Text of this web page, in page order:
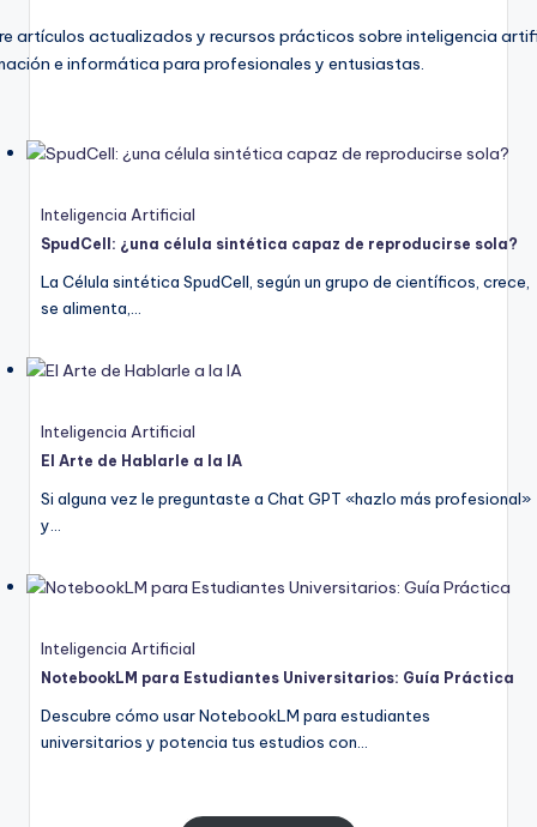
artículos actualizados y recursos prácticos sobre inteligencia
e informática para profesionales y entusiastas.
Inteligencia Artificial
SpudCell: ¿una célula sintética capaz de reproducirse sola?
La Célula sintética SpudCell, según un grupo de científicos, crece,
se alimenta,…
Inteligencia Artificial
El Arte de Hablarle a la IA
Si alguna vez le preguntaste a Chat GPT «hazlo más profesional»
y…
Inteligencia Artificial
NotebookLM para Estudiantes Universitarios: Guía Práctica
Descubre cómo usar NotebookLM para estudiantes
universitarios y potencia tus estudios con…